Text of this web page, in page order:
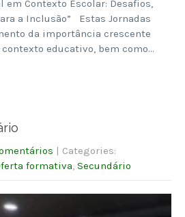
em Contexto Escolar: Desafios,
a Inclusão” Estas Jornadas
da importância crescente
educativo, bem como…
| Categories:
formativa Secundário